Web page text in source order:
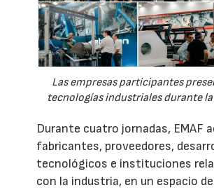
Las empresas participantes
tecnologías industriales durante la
Durante cuatro jornadas, EMAF
fabricantes, proveedores,
tecnológicos e instituciones
con la industria, en un espacio